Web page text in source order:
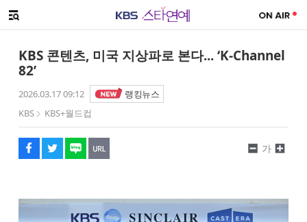
메뉴 열기
KBS 콘텐츠, 미국 지상파로 본다... ‘K-Channel
82’
2026.03.17 09:12
랭킹뉴스
KBS
KBS+월드컵
페이스북
트위터
네이버
URL복사
글씨 작게보기
가
글씨 크게보기
해시태그